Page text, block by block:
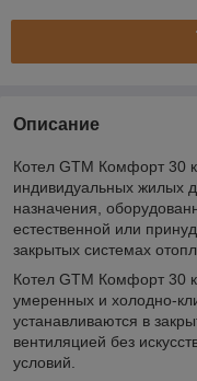
Описание
Котел GTM Комфорт 30
индивидуальных жилых
назначения,
естественной или
закрытых системах
Котел GTM Комфорт 30
умеренных и холодно-
устанавливаются в
вентиляцией без
условий.